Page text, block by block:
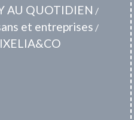
AU QUOTIDIEN /
et entreprises /